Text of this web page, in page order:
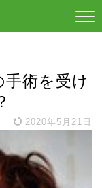
術を受け
2020年5月21日